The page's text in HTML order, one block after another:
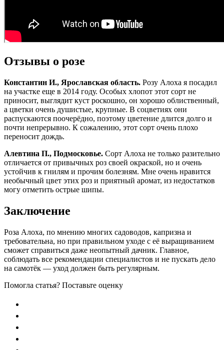
Отзывы о розе
Константин И., Ярославская область. Розу Алоха я посадил
на участке еще в 2014 году. Особых хлопот этот сорт не
приносит, выглядит куст роскошно, он хорошо облиственный,
а цветки очень душистые, крупные. В соцветиях они
распускаются поочерёдно, поэтому цветение длится долго и
почти непрерывно. К сожалению, этот сорт очень плохо
переносит дождь.
Алевтина П., Подмосковье. Сорт Алоха не только разительно
отличается от привычных роз своей окраской, но и очень
устойчив к гнилям и прочим болезням. Мне очень нравится
необычный цвет этих роз и приятный аромат, из недостатков
могу отметить острые шипы.
Заключение
Роза Алоха, по мнению многих садоводов, капризна и
требовательна, но при правильном уходе с её выращиванием
сможет справиться даже неопытный дачник. Главное,
соблюдать все рекомендации специалистов и не пускать дело
на самотёк — уход должен быть регулярным.
Помогла статья? Поставьте оценку